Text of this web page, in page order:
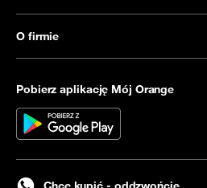
O firmie
Pobierz aplikację Mój Orange